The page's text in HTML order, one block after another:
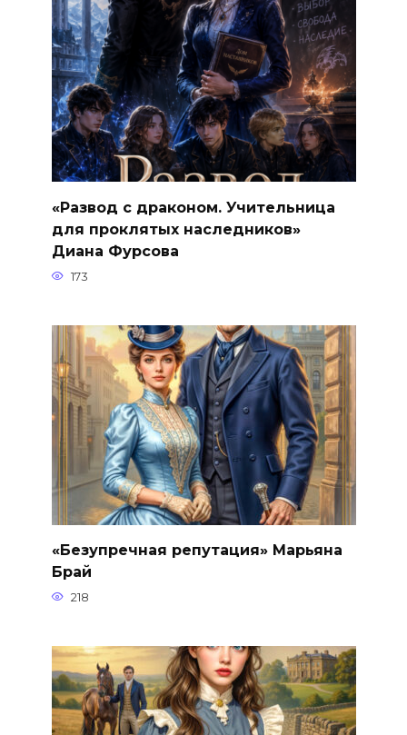
«Развод с драконом. Учительница
для проклятых наследников»
Диана Фурсова
173
«Безупречная репутация» Марьяна
Брай
218